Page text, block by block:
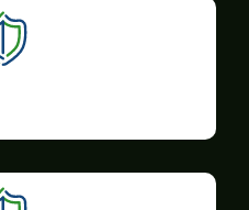
Ilustração
da
Segurança